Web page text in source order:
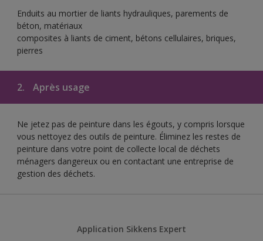
Enduits au mortier de liants hydrauliques, parements de
béton, matériaux
composites à liants de ciment, bétons cellulaires, briques,
pierres
2. Après usage
Ne jetez pas de peinture dans les égouts, y compris lorsque
vous nettoyez des outils de peinture. Éliminez les restes de
peinture dans votre point de collecte local de déchets
ménagers dangereux ou en contactant une entreprise de
gestion des déchets.
Application Sikkens Expert